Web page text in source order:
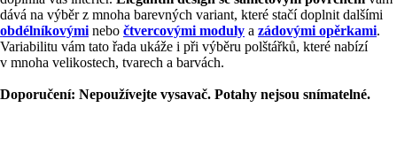
dává na výběr z mnoha barevných variant, které stačí doplnit dalšími
obdélníkovými nebo čtvercovými moduly a zádovými opěrkami.
Variabilitu vám tato řada ukáže i při výběru polštářků, které nabízí
v mnoha velikostech, tvarech a barvách.
Doporučení: Nepoužívejte vysavač. Potahy nejsou snímatelné.